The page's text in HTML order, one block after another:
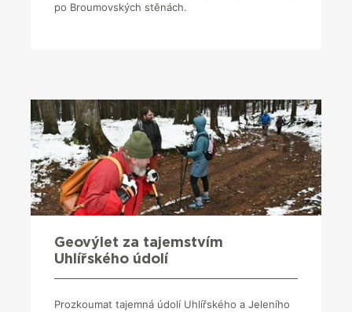
po Broumovských stěnách.
Geovýlet za tajemstvím
Uhlířského údolí
Prozkoumat tajemná údolí Uhlířského a Jeleního